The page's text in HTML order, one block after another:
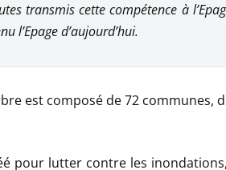
transmis cette compétence à
l’Epage d’aujourd’hui.
est composé de 72 communes,
pour lutter contre les inondations,